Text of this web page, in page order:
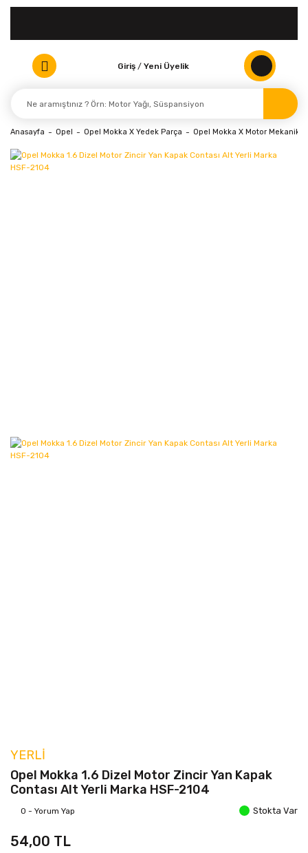
Giriş / Yeni Üyelik
Anasayfa Opel Opel Mokka X Yedek Parça Opel Mokka X Motor Mekanik
YERLI
Opel Mokka 1.6 Dizel Motor Zincir Yan Kapak
Contası Alt Yerli Marka HSF-2104
0 - Yorum Yap Stokta Var
54,00 TL